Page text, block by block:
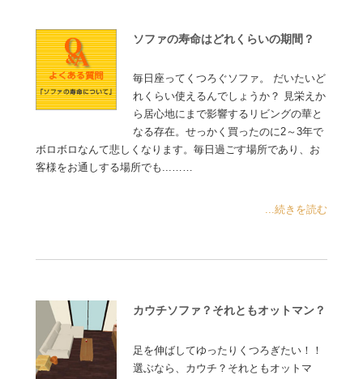
ソファの寿命はどれくらいの期間？
毎日座ってくつろぐソファ。 だいたいど
れくらい使えるんでしょうか？ 見栄えか
ら居心地にまで影響するリビングの華と
なる存在。せっかく買ったのに2～3年で
ボロボロなんて悲しくなります。毎日過ごす場所であり、お
客様をお通しする場所でも...……
...続きを読む
カウチソファ？それともオットマン？
足を伸ばしてゆったりくつろぎたい！！
選ぶなら、カウチ？それともオットマ